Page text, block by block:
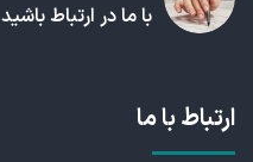
با ما در ارتباط باشید
ارتباط با ما